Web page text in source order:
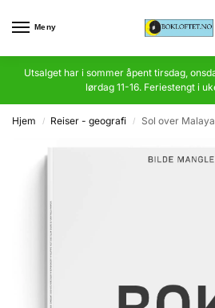
Meny
Utsalget har i sommer åpent tirsdag,
lørdag 11-16. Feriestengt i
Hjem / Reiser - geografi / Sol over Malaya